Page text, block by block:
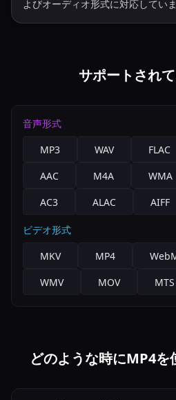
よびオーディオ形式に対応していま
サポートされ
音声形式
MP3
WAV FLAC
AAC
M4A WMA
AC3
ALAC AIFF
ビデオ形式
MKV
MP4
WMV
MOV MTS
どのような時にMP4を